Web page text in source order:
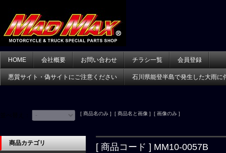
HOME 会社概要 お問い合わせ チラシ一覧 会員登録
悪質サイト・偽サイトにご注意ください 石川県能登半島で発生した大雨に
[ 商品名のみ ] [ 商品名と画像 ] [ 画像のみ ]
[ 商品コード ] MM10-0057B
商品カテゴリ